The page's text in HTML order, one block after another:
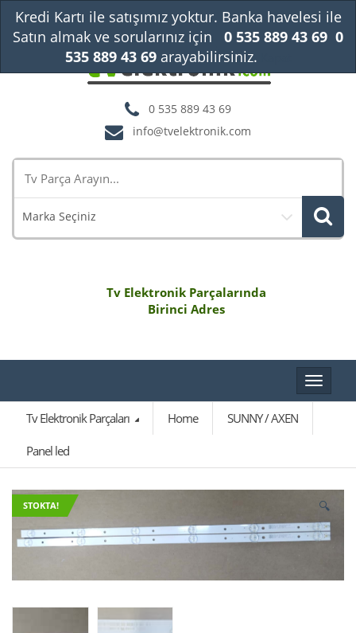
0 535 889 43 69
info@tvelektronik.com
Marka Seçiniz
Tv Elektronik Parçalarında
Birinci Adres
Toggle
Tv Elektronik Parçaları
Home SUNNY / AXEN
Panel led
STOKTA! 🔍
Kredi Kartı ile satışımız yoktur. Banka havelesi ile
Satın almak ve sorularınız için
0 535 889 43 69 0
535 889 43 69arayabilirsiniz.